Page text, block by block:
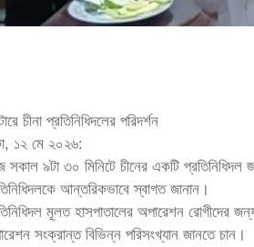
চীনা প্রতিনিধিদলের পরিদর্শন
১২ মে ২০২৬:
৯টা ৩০ মিনিটে চীনের একটি প্রতিনিধিদল
আন্তরিকভাবে স্বাগত জানান।
মূলত হাসপাতালের অপারেশন রোগীদের
সংক্রান্ত বিভিন্ন পরিসংখ্যান জানতে চান।